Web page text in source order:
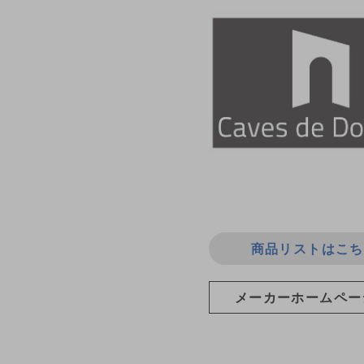
商品リストはこ
メーカーホームペ